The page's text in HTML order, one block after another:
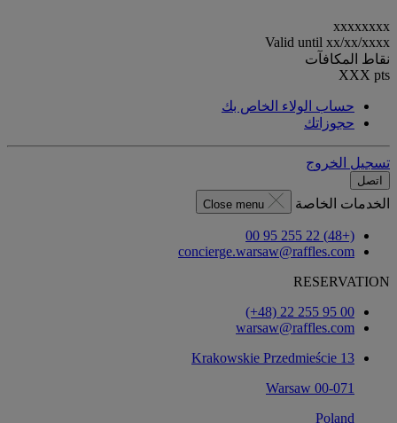
xxxxxxxx
Valid until xx/xx/xxxx
نقاط المكافآت
XXX pts
حساب الولاء الخاص بك
حجوزاتك
تسجيل الخروج
اتصل
الخدمات الخاصة Close menu
(+48) 22 255 95 00
concierge.warsaw@raffles.com
RESERVATION
‎(+48) 22 255 95 00‏
warsaw@raffles.com
Krakowskie Przedmieście 13
00-071 Warsaw
Poland